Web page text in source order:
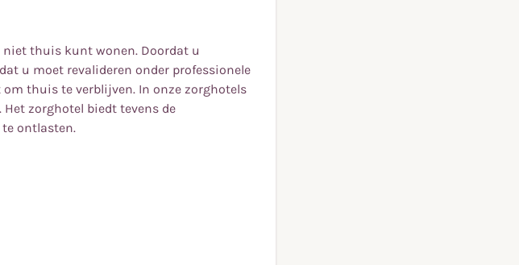
thuis kunt wonen. Doordat u
u moet revalideren onder professionele
thuis te verblijven. In onze zorghotels
zorghotel biedt tevens de
ontlasten.